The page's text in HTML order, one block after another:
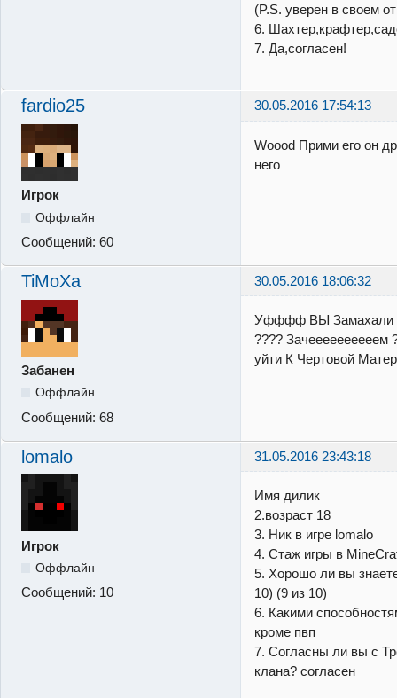
(P.S. уверен в своем
6.
7. Да,согласен!
fardio25 30.05.2016 17:54:13
Игрок
Оффлайн
Сообщений: 60
Woood Прими его он
него
TiMoXa 30.05.2016 18:06:32
Забанен
Оффлайн
Сообщений: 68
Уфффф ВЫ Замахали
???? Зачеееееееееем
уйти К Чертовой
lomalo 31.05.2016 23:43:18
Игрок
Оффлайн
Сообщений: 10
Имя дилик
2.возраст 18
3. Ник в игре lomalo
4. Стаж игры в
5. Хорошо ли вы
10) (9 из 10)
6. Какими
кроме пвп
7. Согласны ли вы с
клана? согласен